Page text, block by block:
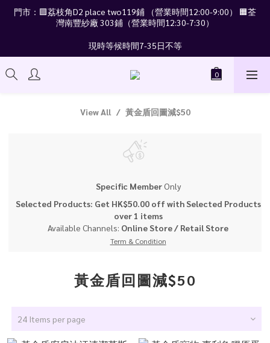
門市：🟪荔枝角D2 place two119鋪 （營業時間12:00-9:00） 🟧荃
灣南豐紗廠 303鋪（營業時間12:30-7:30）
現時等候時間7-35日不等
View All 黃金盾回圖減$50
Specific MemberOnly
Selected Products: Get HK$50.00 off with Selected Products
over 1 items
Available Channels: Online Store/ Retail Store
Term & Condition
黃金盾回圖減$50
24 Items per page